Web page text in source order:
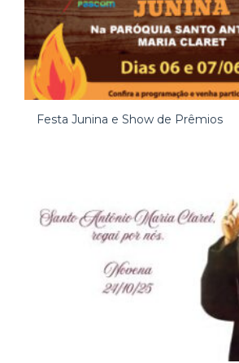
Festa Junina e Show de Prêmios